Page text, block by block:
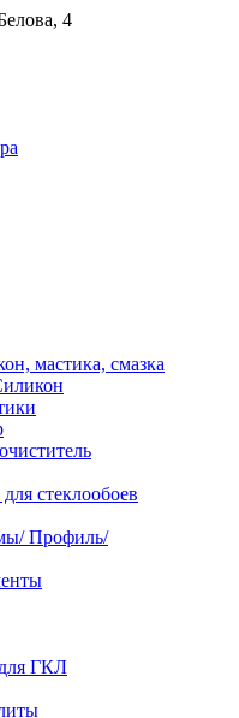
4
мастика, смазка
стеклообоев
Профиль/
ГКЛ